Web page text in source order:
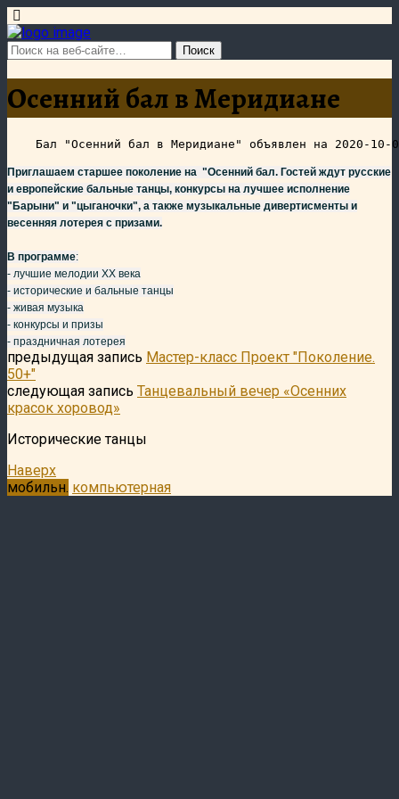
Осенний бал в Меридиане
Приглашаем старшее поколение на "Осенний бал. Гостей ждут русские
и европейские бальные танцы, конкурсы на лучшее исполнение
"Барыни" и "цыганочки", а также музыкальные дивертисменты и
весенняя лотерея с призами.
В программе:
- лучшие мелодии ХХ века
- исторические и бальные танцы
- живая музыка
- конкурсы и призы
- праздничная лотерея
предыдущая запись Мастер-класс Проект "Поколение.
50+"
следующая запись Танцевальный вечер «Осенних
красок хоровод»
Исторические танцы
Наверх
мобильн. компьютерная